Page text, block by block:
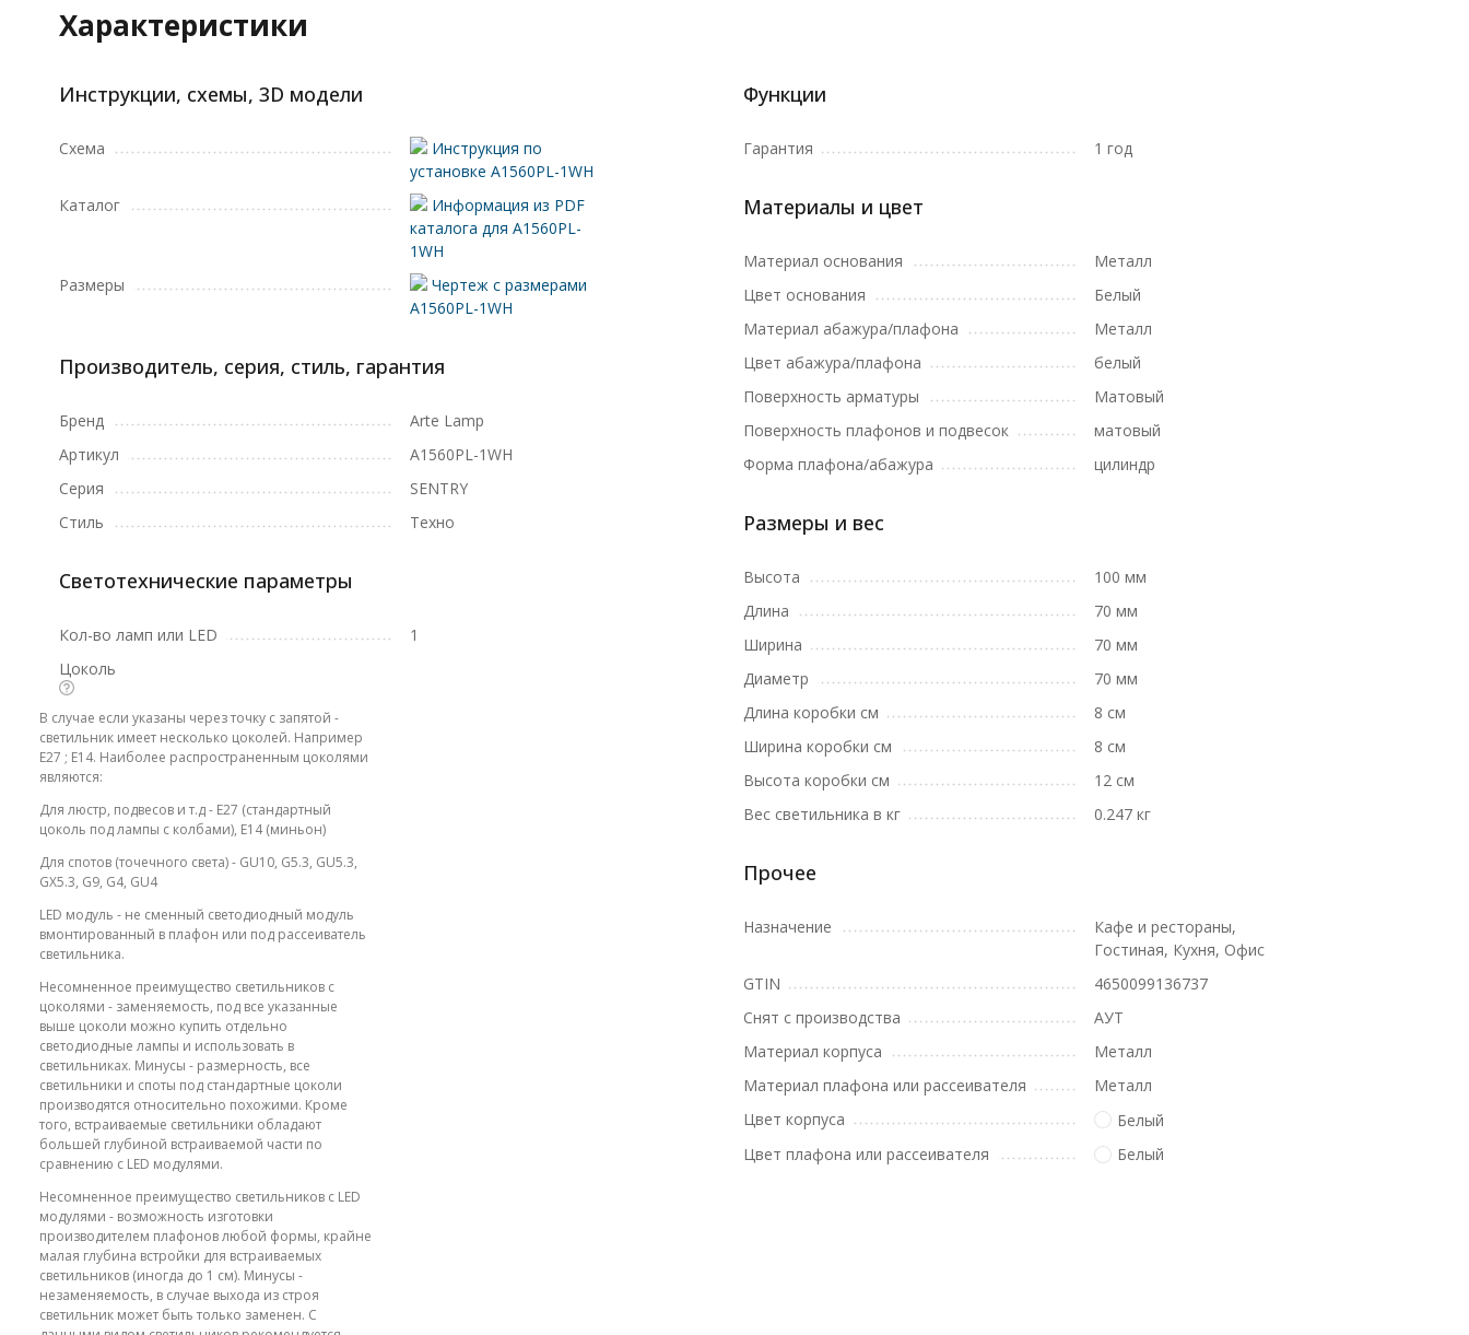
Характеристики
Инструкции, схемы, 3D модели
Схема
Инструкция по
установке A1560PL-1WH
Каталог
Информация из PDF
каталога для A1560PL-
1WH
Размеры
Чертеж с размерами
A1560PL-1WH
Производитель, серия, стиль, гарантия
Бренд
Arte Lamp
Артикул
A1560PL-1WH
Серия
SENTRY
Стиль
Техно
Светотехнические параметры
Кол-во ламп или LED
1
Цоколь
В случае если указаны через точку с запятой -
светильник имеет несколько цоколей. Например
E27 ; E14. Наиболее распространенным цоколями
являются:
Для люстр, подвесов и т.д - E27 (стандартный
цоколь под лампы с колбами), E14 (миньон)
Для спотов (точечного света) - GU10, G5.3, GU5.3,
GX5.3, G9, G4, GU4
LED модуль - не сменный светодиодный модуль
вмонтированный в плафон или под рассеиватель
светильника.
Несомненное преимущество светильников с
цоколями - заменяемость, под все указанные
выше цоколи можно купить отдельно
светодиодные лампы и использовать в
светильниках. Минусы - размерность, все
светильники и споты под стандартные цоколи
производятся относительно похожими. Кроме
того, встраиваемые светильники обладают
большей глубиной встраиваемой части по
сравнению с LED модулями.
Несомненное преимущество светильников с LED
модулями - возможность изготовки
производителем плафонов любой формы, крайне
малая глубина встройки для встраиваемых
светильников (иногда до 1 см). Минусы -
незаменяемость, в случае выхода из строя
светильник может быть только заменен. С
Функции
Гарантия 1 год
Материалы и цвет
Материал основания
Металл
Цвет основания
Белый
Материал абажура/плафона
Металл
Цвет абажура/плафона
белый
Поверхность арматуры
Матовый
Поверхность плафонов и подвесок
матовый
Форма плафона/абажура
цилиндр
Размеры и вес
Высота
100 мм
Длина
70 мм
Ширина
70 мм
Диаметр
70 мм
Длина коробки см
8 см
Ширина коробки см
8 см
Высота коробки см
12 см
Вес светильника в кг
0.247 кг
Прочее
Назначение
Кафе и рестораны,
Гостиная, Кухня, Офис
GTIN
4650099136737
Снят с производства
АУТ
Материал корпуса
Металл
Материал плафона или рассеивателя
Металл
Цвет корпуса
Белый
Цвет плафона или рассеивателя
Белый